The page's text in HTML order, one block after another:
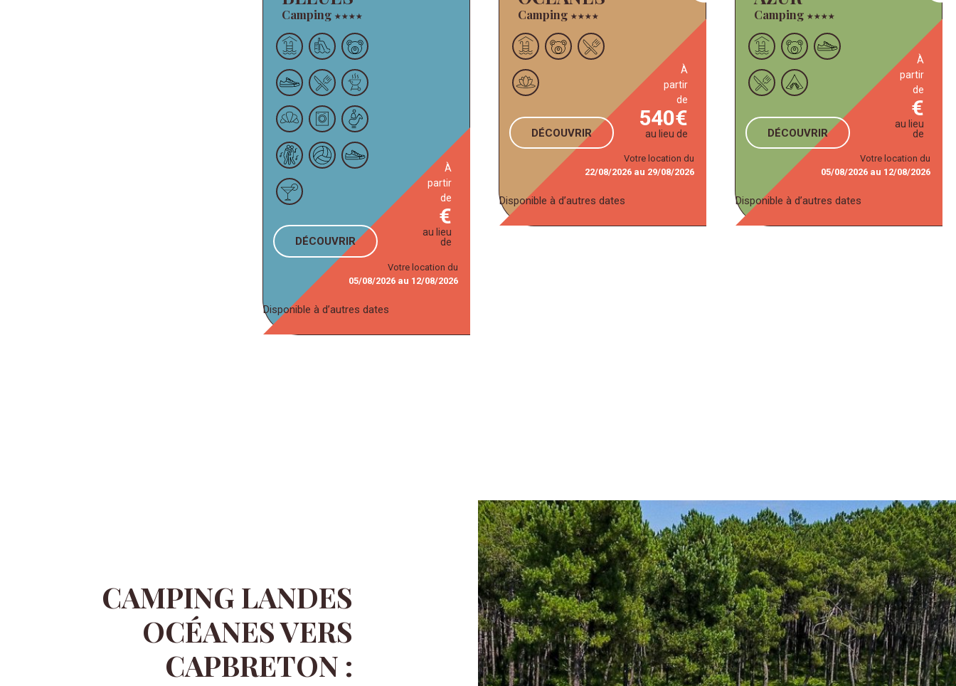
Camping ★★★★
DÉCOUVRIR
à
partir
de
au lieu
de
Votre location du
05/08/2026 au 12/08/2026
Disponible à d’autres dates
Camping ★★★★
DÉCOUVRIR
à
partir
de
540
au lieu de
Votre location du
22/08/2026 au 29/08/2026
Disponible à d’autres dates
Camping ★★★★
DÉCOUVRIR
à
partir
de
au lieu
de
Votre location du
05/08/2026 au 12/08/2026
Disponible à d’autres dates
CAMPING LANDES
OCÉANES VERS
CAPBRETON :